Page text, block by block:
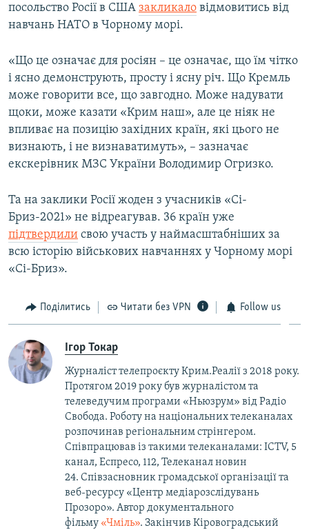
посольство Росії в США закликало відмовитись від
навчань НАТО в Чорному морі.
«Що це означає для росіян – це означає, що їм чітко
і ясно демонструють, просту і ясну річ. Що Кремль
може говорити все, що завгодно. Може надувати
щоки, може казати «Крим наш», але це ніяк не
впливає на позицію західних країн, які цього не
визнають, і не визнаватимуть», – зазначає
екскерівник МЗС України Володимир Огризко.
Та на заклики Росії жоден з учасників «Сі-
Бриз-2021» не відреагував. 36 країн уже
підтвердили свою участь у наймасштабніших за
всю історію військових навчаннях у Чорному морі
«Сі-Бриз».
Поділитись Читати без VPN Follow us
Ігор Токар
Журналіст телепроєкту Крим.Реалії з 2018 року.
Протягом 2019 року був журналістом та
телеведучим програми «Ньюзрум» від Радіо
Свобода. Роботу на національних телеканалах
розпочинав регіональним стрінгером.
Співпрацював із такими телеканалами: ICTV, 5
канал, Еспресо, 112, Телеканал новин
24. Співзасновник громадської організації та
веб-ресурсу «Центр медіарозслідувань
Прозоро». Автор документального
фільму «Чміль». Закінчив Кіровоградський